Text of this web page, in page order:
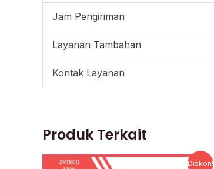
Jam Pengiriman
Layanan Tambahan
Kontak Layanan
Produk Terkait
Diskon!
Harga
Harga